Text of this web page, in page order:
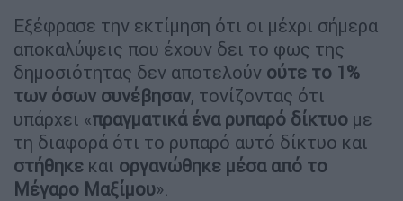
Εξέφρασε την εκτίμηση ότι οι μέχρι σήμερα
αποκαλύψεις που έχουν δει το φως της
δημοσιότητας δεν αποτελούν ούτε το 1%
των όσων συνέβησαν, τονίζοντας ότι
υπάρχει «πραγματικά ένα ρυπαρό δίκτυο με
τη διαφορά ότι το ρυπαρό αυτό δίκτυο και
στήθηκε και οργανώθηκε μέσα από το
Μέγαρο Μαξίμου».